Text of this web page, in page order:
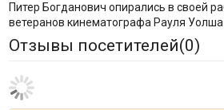
Питер Богданович опирались в своей
ветеранов кинематографа Рауля
Отзывы посетителей(0)